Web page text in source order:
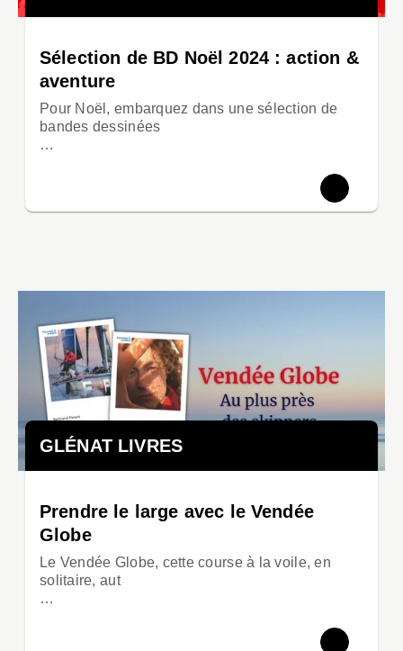
Sélection de BD Noël 2024 : action &
aventure
Pour Noël, embarquez dans une sélection de
bandes dessinées
…
GLÉNAT LIVRES
Prendre le large avec le Vendée
Globe
Le Vendée Globe, cette course à la voile, en
solitaire, aut
…